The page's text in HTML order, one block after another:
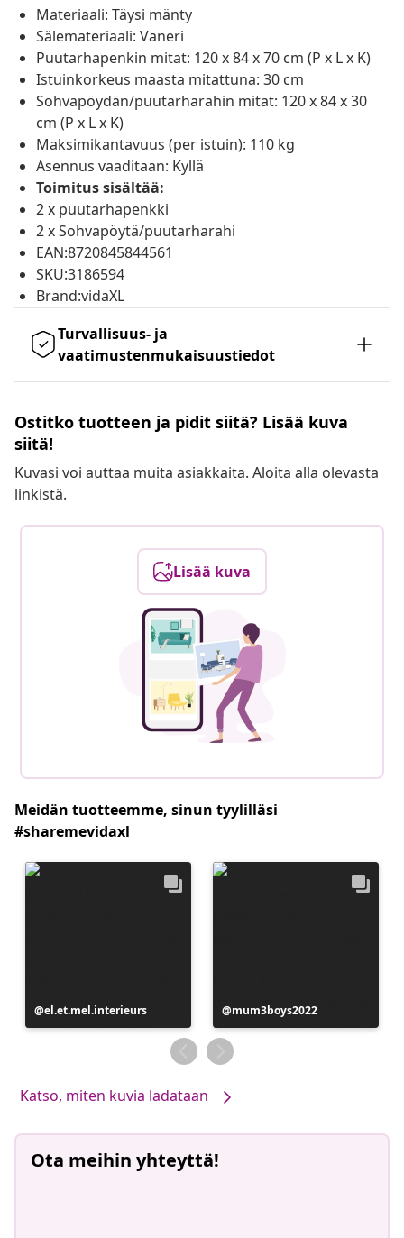
Materiaali: Täysi mänty
Sälemateriaali: Vaneri
Puutarhapenkin mitat: 120 x 84 x 70 cm (P x L x K)
Istuinkorkeus maasta mitattuna: 30 cm
Sohvapöydän/puutarharahin mitat: 120 x 84 x 30
cm (P x L x K)
Maksimikantavuus (per istuin): 110 kg
Asennus vaaditaan: Kyllä
Toimitus sisältää:
2 x puutarhapenkki
2 x Sohvapöytä/puutarharahi
EAN:8720845844561
SKU:3186594
Brand:vidaXL
Turvallisuus- ja
vaatimustenmukaisuustiedot
Ostitko tuotteen ja pidit siitä? Lisää kuva
siitä!
Kuvasi voi auttaa muita asiakkaita. Aloita alla olevasta
linkistä.
Lisää kuva
Meidän tuotteemme, sinun tyylilläsi
#sharemevidaxl
Julkaissut
el.et.mel.interieurs Julkaissut
mum3boys2022
Katso, miten kuvia ladataan
Ota meihin yhteyttä!